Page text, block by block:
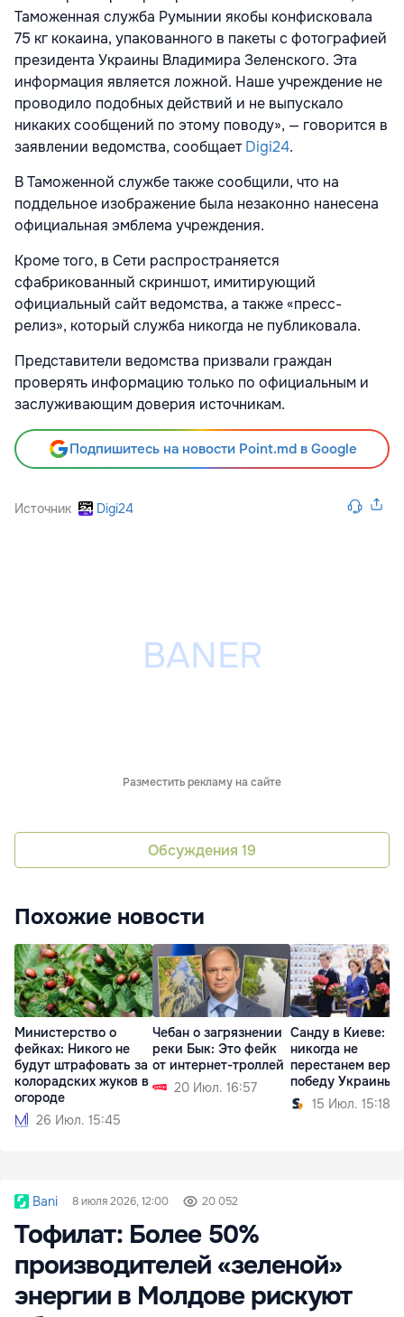
Таможенная служба Румынии якобы конфисковала
75 кг кокаина, упакованного в пакеты с фотографией
президента Украины Владимира Зеленского. Эта
информация является ложной. Наше учреждение не
проводило подобных действий и не выпускало
никаких сообщений по этому поводу», — говорится в
заявлении ведомства, сообщаетDigi24.
В Таможенной службе также сообщили, что на
поддельное изображение была незаконно нанесена
официальная эмблема учреждения.
Кроме того, в Сети распространяется
сфабрикованный скриншот, имитирующий
официальный сайт ведомства, а также «пресс-
релиз», который служба никогда не публиковала.
Представители ведомства призвали граждан
проверять информацию только по официальным и
заслуживающим доверия источникам.
Подпишитесь на новости Point.md в Google
Источник Digi24
Разместить рекламу на сайте
Обсуждения 19
Похожие новости
Министерство о
фейках: Никого не
будут штрафовать за
колорадских жуков в
огороде
26 Июл. 15:45
Чебан о загрязнении
реки Бык: Это фейк
от интернет-троллей
20 Июл. 16:57
Санду в Киеве:
никогда не
перестанем
победу Украины
15 Июл. 15:18
Bani 8 июля 2026, 12:00 20 052
Тофилат: Более 50%
производителей «зеленой»
энергии в Молдове рискуют